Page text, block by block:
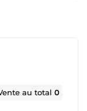
au total0